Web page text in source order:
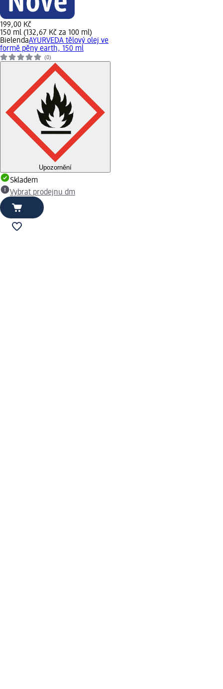
199,00 Kč
150 ml (132,67 Kč za 100 ml)
BielendaAYURVEDA tělový olej ve
formě pěny earth, 150 ml
(0)
Upozornění
Skladem
Vybrat prodejnu dm